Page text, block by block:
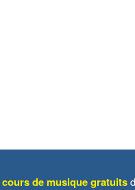
cours de musique gratuits